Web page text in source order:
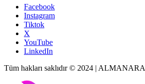
Facebook
Instagram
Tiktok
X
YouTube
LinkedIn
Tüm hakları saklıdır © 2024 | ALMANARA